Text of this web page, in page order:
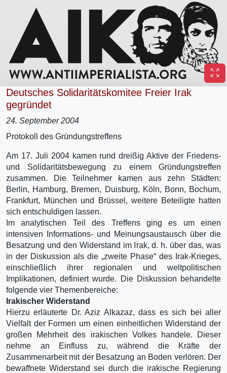
Deutsches Solidaritätskomitee Freier Irak
gegründet
24. September 2004
Protokoll des Gründungstreffens
Am 17. Juli 2004 kamen rund dreißig Aktive der Friedens-
und Solidaritätsbewegung zu einem Gründungstreffen
zusammen. Die Teilnehmer kamen aus zehn Städten:
Berlin, Hamburg, Bremen, Duisburg, Köln, Bonn, Bochum,
Frankfurt, München und Brüssel, weitere Beteiligte hatten
sich entschuldigen lassen.
Im analytischen Teil des Treffens ging es um einen
intensiven Informations- und Meinungsaustausch über die
Besatzung und den Widerstand im Irak, d. h. über das, was
in der Diskussion als die „zweite Phase“ des Irak-Krieges,
einschließlich ihrer regionalen und weltpolitischen
Implikationen, definiert wurde. Die Diskussion behandelte
folgende vier Themenbereiche:
Irakischer Widerstand
Hierzu erläuterte Dr. Aziz Alkazaz, dass es sich bei aller
Vielfalt der Formen um einen einheitlichen Widerstand der
großen Mehrheit des irakischen Volkes handele. Dieser
nehme an Einfluss zu, während die Kräfte der
Zusammenarbeit mit der Besatzung an Boden verlören. Der
bewaffnete Widerstand sei durch die irakische Regierung